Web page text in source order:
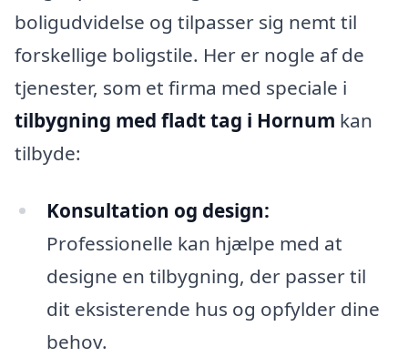
boligudvidelse og tilpasser sig nemt til
forskellige boligstile. Her er nogle af de
tjenester, som et firma med speciale i
tilbygning med fladt tag i Hornum kan
tilbyde:
Konsultation og design:
Professionelle kan hjælpe med at
designe en tilbygning, der passer til
dit eksisterende hus og opfylder dine
behov.